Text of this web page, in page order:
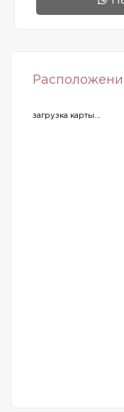
загрузка карты...